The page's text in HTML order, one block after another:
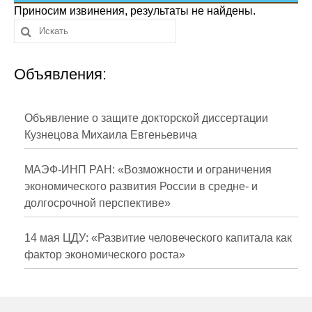
Сотрудники
Отчетность
Противодействие коррупции
Публикации
Научная жизнь
Издания
Проблемы прогнозирования
О журнале
Приносим извинения, результаты не найдены.
Объявления:
Объявление о защите докторской диссертации
Кузнецова Михаила Евгеньевича
МАЭФ-ИНП РАН: «Возможности и ограничения
экономического развития России в средне- и
долгосрочной перспективе»
14 мая ЦДУ: «Развитие человеческого капитала как
фактор экономического роста»